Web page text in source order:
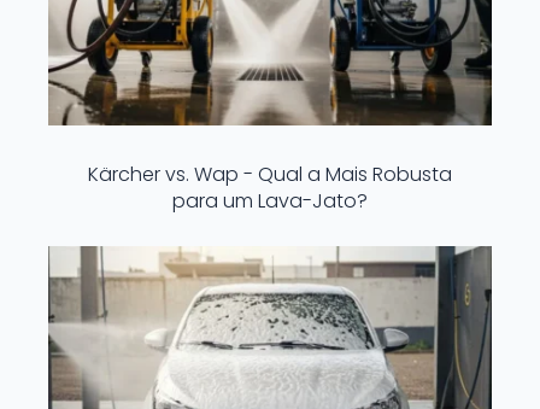
Kärcher vs. Wap - Qual a Mais Robusta
para um Lava-Jato?